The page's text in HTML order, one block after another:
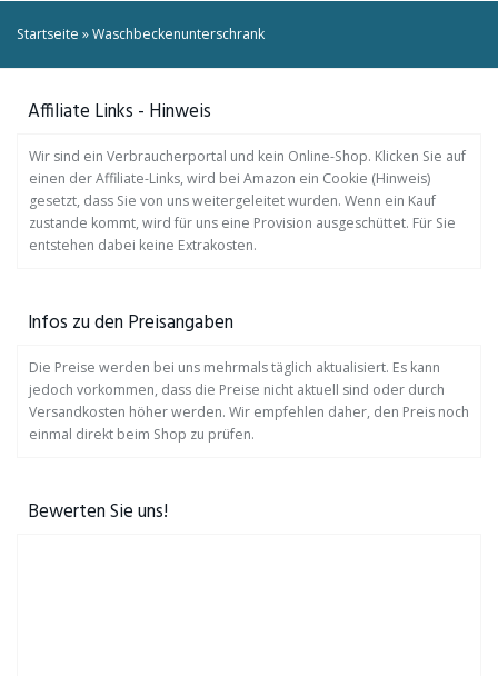
Startseite »Waschbeckenunterschrank
Affiliate Links - Hinweis
Wir sind ein Verbraucherportal und kein Online-Shop. Klicken Sie auf
einen der Affiliate-Links, wird bei Amazon ein Cookie (Hinweis)
gesetzt, dass Sie von uns weitergeleitet wurden. Wenn ein Kauf
zustande kommt, wird für uns eine Provision ausgeschüttet. Für Sie
entstehen dabei keine Extrakosten.
Infos zu den Preisangaben
Die Preise werden bei uns mehrmals täglich aktualisiert. Es kann
jedoch vorkommen, dass die Preise nicht aktuell sind oder durch
Versandkosten höher werden. Wir empfehlen daher, den Preis noch
einmal direkt beim Shop zu prüfen.
Bewerten Sie uns!